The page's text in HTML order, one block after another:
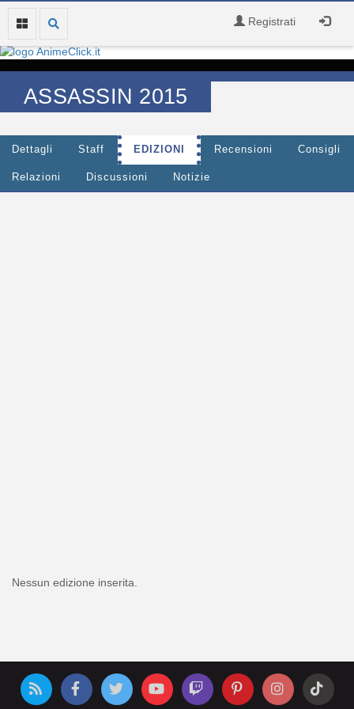
Registrati
ASSASSIN 2015
Dettagli Staff EDIZIONI Recensioni Consigli
Relazioni Discussioni Notizie
Nessun edizione inserita.